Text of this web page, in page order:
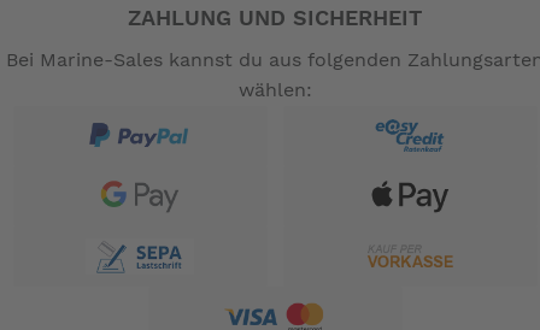
ZAHLUNG UND SICHERHEIT
Bei Marine-Sales kannst du aus folgenden
wählen: